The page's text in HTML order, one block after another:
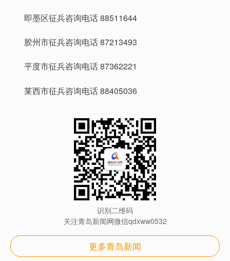
即墨区征兵咨询电话 88511644
胶州市征兵咨询电话 87213493
平度市征兵咨询电话 87362221
莱西市征兵咨询电话 88405036
识别二维码
关注青岛新闻网微信qdxww0532
更多青岛新闻